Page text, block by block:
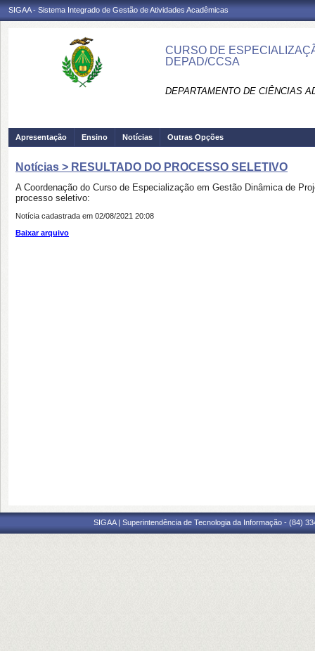
SIGAA - Sistema Integrado de Gestão de Atividades Acadêmicas
CURSO DE
DEPAD/CCSA
DEPARTAMENTO DE CIÊNCIAS
Apresentação Ensino Notícias Outras Opções
Notícias > RESULTADO DO PROCESSO SELETIVO
A Coordenação do Curso de Especialização em Gestão Dinâmica de
processo seletivo:
Notícia cadastrada em 02/08/2021 20:08
Baixar arquivo
SIGAA | Superintendência de Tecnologia da Informação - (84)